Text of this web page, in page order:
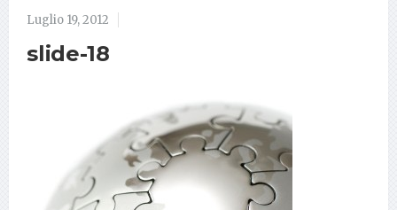
Luglio 19, 2012
slide-18